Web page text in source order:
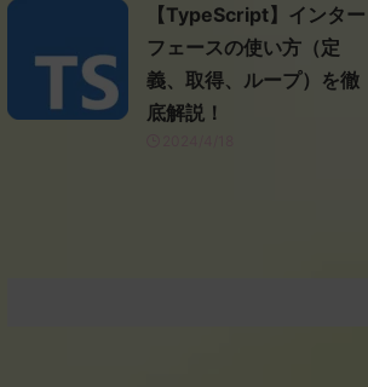
【TypeScript】インター
フェースの使い方（定
義、取得、ループ）を徹
底解説！